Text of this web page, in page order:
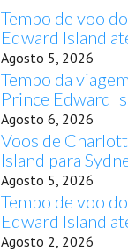
Tempo de voo
Edward Island
Agosto 5, 2026
Tempo da
Prince Edward
Agosto 6, 2026
Voos de
Island para
Agosto 5, 2026
Tempo de voo
Edward Island
Agosto 2, 2026